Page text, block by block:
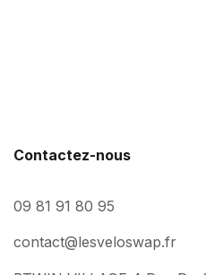
Contactez-nous
09 81 91 80 95
contact@lesveloswap.fr